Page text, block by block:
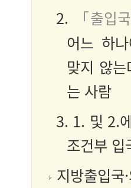
2.
「출입
어느 하
맞지 않
는 사람
3. 1. 및 2.
조건부 입
지방출입